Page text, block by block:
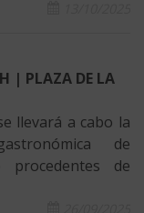
| PLAZA DE LA
llevará a cabo la
de
procedentes de